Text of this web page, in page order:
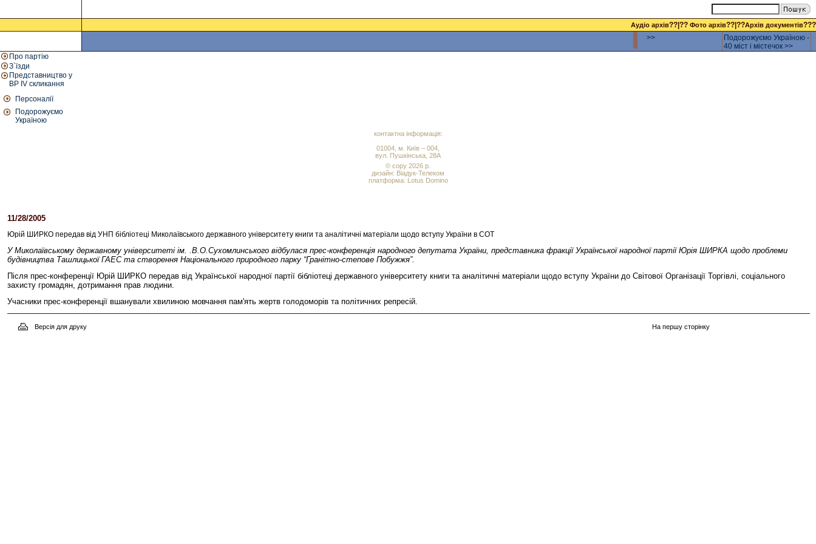
Аудіо архів??|?? Фото архів??|??Архів документів???
>>
Подорожуємо Україною -
40 міст і містечок >>
Про партію
З`їзди
Представництво у
ВР IV скликання
Персоналії
Подорожуємо
Україною
контактна інформація:
01004, м. Київ – 004,
вул. Пушкінська, 28А
© copy 2026 р.
дизайн: Віадук-Телеком
платформа: Lotus Domino
11/28/2005
Юрій ШИРКО передав від УНП бібліотеці Миколаївського державного університету книги та аналітичні матеріали щодо вступу України в СОТ
У Миколаївському державному університеті ім. .В.О.Сухомлинського відбулася прес-конференція народного депутата України, представника фракції Української народної партії Юрія ШИРКА щодо проблеми
будівництва Ташлицької ГАЕС та створення Національного природного парку “Гранітно-степове Побужжя”.
Після прес-конференції Юрій ШИРКО передав від Української народної партії бібліотеці державного університету книги та аналітичні матеріали щодо вступу України до Світової Організації Торгівлі, соціального
захисту громадян, дотримання прав людини.
Учасники прес-конференції вшанували хвилиною мовчання пам'ять жертв голодоморів та політичних репресій.
Версія для друку На першу сторінку